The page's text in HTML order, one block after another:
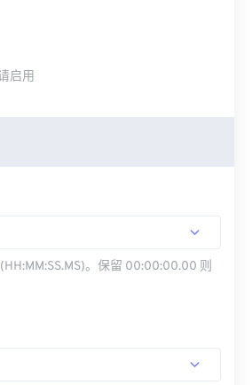
启用
。保留 00:00:00.00 则